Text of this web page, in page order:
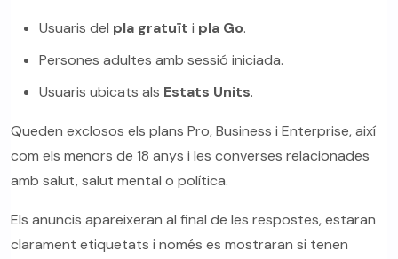
Usuaris del pla gratuït i pla Go.
Persones adultes amb sessió iniciada.
Usuaris ubicats als Estats Units.
Queden exclosos els plans Pro, Business i Enterprise, així
com els menors de 18 anys i les converses relacionades
amb salut, salut mental o política.
Els anuncis apareixeran al final de les respostes, estaran
clarament etiquetats i només es mostraran si tenen